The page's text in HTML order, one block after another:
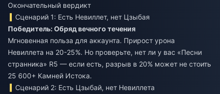
Окончательный вердикт
Сценарий 1: Есть Невиллет, нет Цзыбая
Победитель: Обряд вечного течения
Мгновенная польза для аккаунта. Прирост урона
Невиллета на 20-25%. Но проверьте, нет ли у вас «Песни
странника» R5 — если есть, разрыв в 20% может не стоить
25 600+ Камней Истока.
Сценарий 2: Есть Цзыбай, нет Невиллета